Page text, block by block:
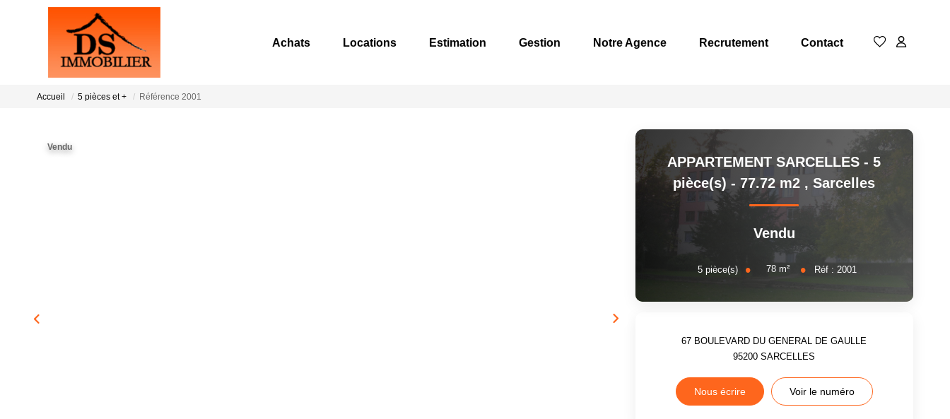
Achats Locations Estimation Gestion Notre Agence Recrutement Contact
Accueil 5 pièces et + Référence 2001
Vendu
APPARTEMENT SARCELLES - 5
pièce(s) - 77.72 m2 ,Sarcelles
Vendu
5 pièce(s) 78 m² Réf : 2001
67 BOULEVARD DU GENERAL DE GAULLE
95200SARCELLES
Nous écrire Voir le numéro